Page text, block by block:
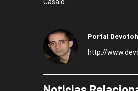
Casaló.
Portal
http://